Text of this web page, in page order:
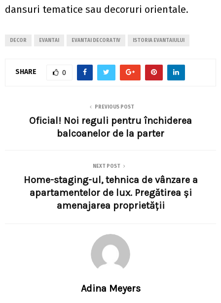
dansuri tematice sau decoruri orientale.
DECOR EVANTAI EVANTAI DECORATIV ISTORIA EVANTAIULUI
SHARE 0
PREVIOUS POST
Oficial! Noi reguli pentru închiderea
balcoanelor de la parter
NEXT POST
Home-staging-ul, tehnica de vânzare a
apartamentelor de lux. Pregătirea și
amenajarea proprietății
Adina Meyers